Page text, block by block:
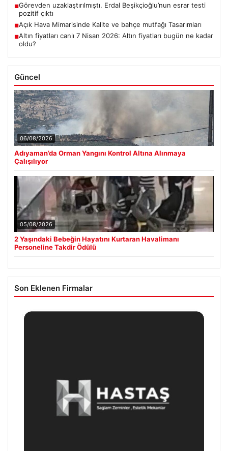
■Görevden uzaklaştırılmıştı. Erdal Beşikçioğlu’nun esrar testi
pozitif çıktı
■Açık Hava Mimarisinde Kalite ve bahçe mutfağı Tasarımları
■Altın fiyatları canlı 7 Nisan 2026: Altın fiyatları bugün ne kadar
oldu?
Güncel
06/08/2026
Adıyaman’da Orman Yangını Kontrol Altına Alınmaya
Çalışılıyor
05/08/2026
2 Yaşındaki Bebeğin Hayatını Kurtaran Havalimanı
Personeline Takdir Ödülü
Son Eklenen Firmalar